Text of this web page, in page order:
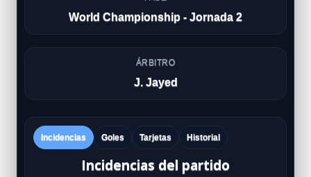
World Championship - Jornada 2
ÁRBITRO
J. Jayed
Incidencias Goles Tarjetas Historial
Incidencias del partido